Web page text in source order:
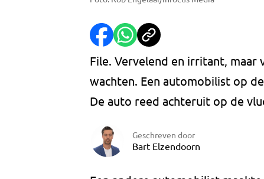
File. Vervelend en irritant, maar
wachten. Een automobilist op
De auto reed achteruit op de
Geschreven door
Bart Elzendoorn